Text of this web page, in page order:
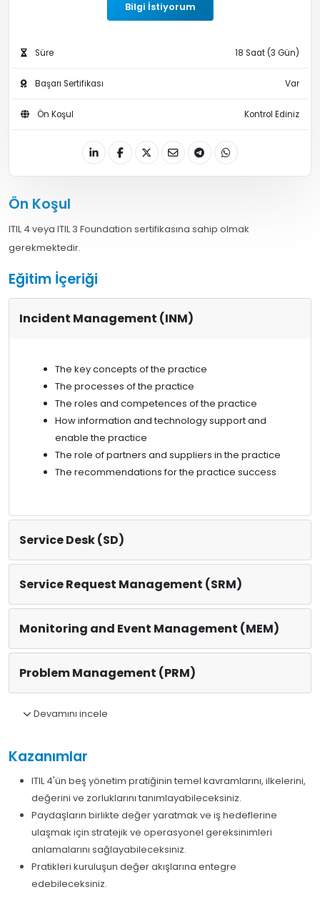
Bilgi İstiyorum
Süre 18 Saat (3 Gün)
Başarı Sertifikası Var
Ön Koşul Kontrol Ediniz
Ön Koşul
ITIL 4 veya ITIL 3 Foundation sertifikasına sahip olmak
gerekmektedir.
Eğitim İçeriği
Incident Management (INM)
The key concepts of the practice
The processes of the practice
The roles and competences of the practice
How information and technology support and
enable the practice
The role of partners and suppliers in the practice
The recommendations for the practice success
Service Desk (SD)
Service Request Management (SRM)
Monitoring and Event Management (MEM)
Problem Management (PRM)
Devamını incele
Kazanımlar
ITIL 4'ün beş yönetim pratiğinin temel kavramlarını, ilkelerini,
değerini ve zorluklarını tanımlayabileceksiniz.
Paydaşların birlikte değer yaratmak ve iş hedeflerine
ulaşmak için stratejik ve operasyonel gereksinimleri
anlamalarını sağlayabileceksiniz.
Pratikleri kuruluşun değer akışlarına entegre
edebileceksiniz.